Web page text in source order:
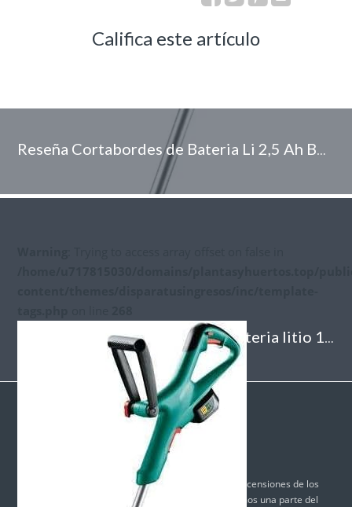
Califica este artículo
Reseña Cortabordes de Bateria Li 2,5 Ah Bosch Home and Garden
Analizamos el Cortaborde de Bateria litio 18V 2.5Ah Bosch Home and Garden;Con un sistema de corte más duradero; Cargador 2 Cuchillas Durablade Incluye bateríasSí Necesita bateríasSí Tipo de bateríaLitio Ion Descripción de la bateríaIón de litio Peso2.40 kilogramos ;https://images-na.ssl-images-amazon.com/images/I/410sHu6acLL._AC_SX522_.jpg;B079RB7329;https://www.amazon.es/Bosch-ART-23-18-23-18/dp/B01AI2PL3K/ref=sr_1_16?__mk_es_ES=%C3%85M%C3%85%C5%BD%C3%95%C3%91&dchild=1&keywords=cortabordes&qid=1586661556&sr=8-16;
Política de Privacidad
Política de Cookies
Contacto
Anuncio: No percibimos compensación por las recensiones de los
productos que publicamos. No obstante, formamos una parte del